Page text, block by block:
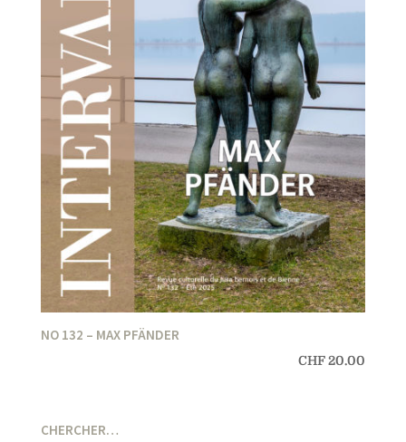
NO 132 – MAX PFÄNDER
CHF20.00
CHERCHER…